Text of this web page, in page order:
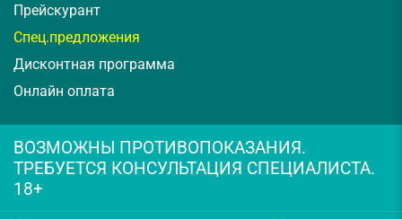
Прейскурант
Спец.предложения
Дисконтная программа
Онлайн оплата
ВОЗМОЖНЫ ПРОТИВОПОКАЗАНИЯ.
ТРЕБУЕТСЯ КОНСУЛЬТАЦИЯ СПЕЦИАЛИСТА.
18+